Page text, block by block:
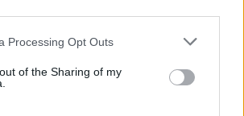
Processing Opt Outs
of the Sharing of my